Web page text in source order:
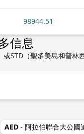
98944.51
信息
STD（聖多美島和普
AED - 阿拉伯聯合大公國